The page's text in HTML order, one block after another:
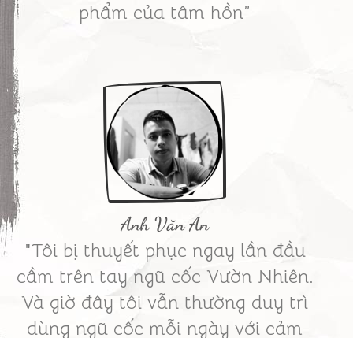
phẩm của tâm hồn”
Anh Văn An
"Tôi bị thuyết phục ngay lần đầu
cầm trên tay ngũ cốc Vườn Nhiên.
Và giờ đây tôi vẫn thường duy trì
dùng ngũ cốc mỗi ngày với cảm